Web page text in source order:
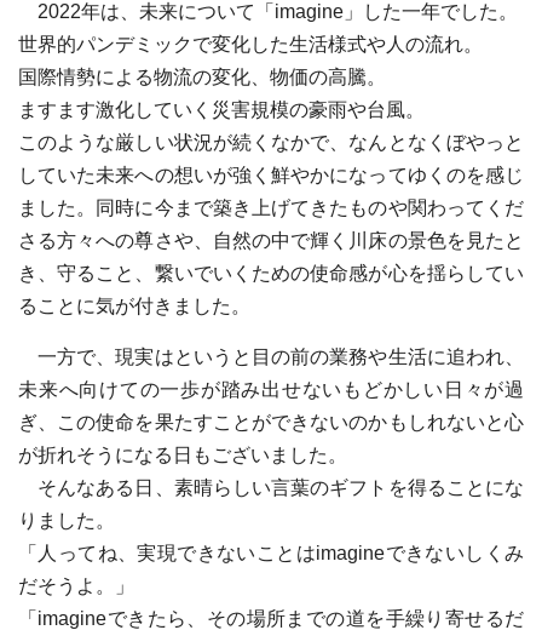
2022年は、未来について「imagine」した一年でした。
世界的パンデミックで変化した生活様式や人の流れ。
国際情勢による物流の変化、物価の高騰。
ますます激化していく災害規模の豪雨や台風。
このような厳しい状況が続くなかで、なんとなくぼやっと
していた未来への想いが強く鮮やかになってゆくのを感じ
ました。同時に今まで築き上げてきたものや関わってくだ
さる方々への尊さや、自然の中で輝く川床の景色を見たと
き、守ること、繋いでいくための使命感が心を揺らしてい
ることに気が付きました。
一方で、現実はというと目の前の業務や生活に追われ、
未来へ向けての一歩が踏み出せないもどかしい日々が過
ぎ、この使命を果たすことができないのかもしれないと心
が折れそうになる日もございました。
そんなある日、素晴らしい言葉のギフトを得ることにな
りました。
「人ってね、実現できないことはimagineできないしくみ
だそうよ。」
「imagineできたら、その場所までの道を手繰り寄せるだ